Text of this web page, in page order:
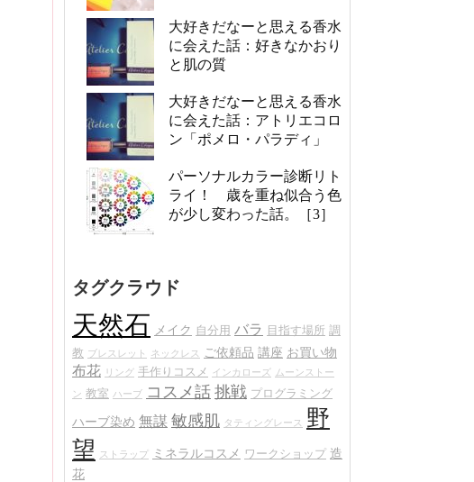
大好きだなーと思える香水
に会えた話：好きなかおり
と肌の質
大好きだなーと思える香水
に会えた話：アトリエコロ
ン「ポメロ・パラディ」
パーソナルカラー診断リト
ライ！ 歳を重ね似合う色
が少し変わった話。［3］
タグクラウド
天然石 メイク 自分用 バラ 目指す場所 調
教 ブレスレット ネックレス ご依頼品 講座 お買い物
布花 リング 手作りコスメ インカローズ ムーンストー
ン 教室 ハーブ コスメ話 挑戦 プログラミング
ハーブ染め 無謀 敏感肌 タティングレース
野
望
ストラップ ミネラルコスメ ワークショップ 造
花